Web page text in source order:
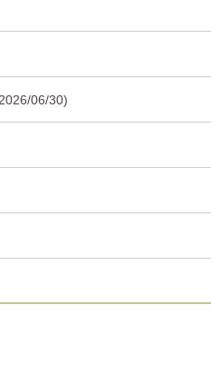
2026/06/30